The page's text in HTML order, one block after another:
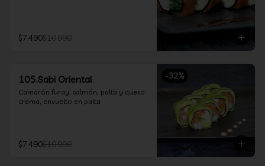
$7.490$10.990
-32%
105.Sabi Oriental
Camarón furay, salmón, palta y queso
crema, envuelto en palta
$7.490$10.990